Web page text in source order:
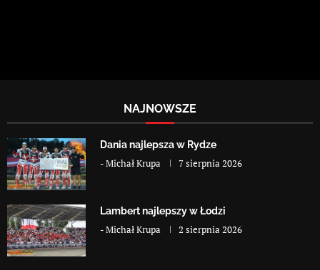
NAJNOWSZE
Dania najlepsza w Rydze
-Michał Krupa 7 sierpnia 2026
Lambert najlepszy w Łodzi
-Michał Krupa 2 sierpnia 2026